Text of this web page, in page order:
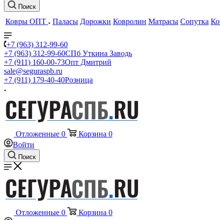
Поиск
Ковры ОПТ Паласы Дорожки Ковролин Матрасы Сопутка
+7 (963) 312-99-60
+7 (963) 312-99-60СПб Уткина Заводь
+7 (911) 160-00-73Опт Дмитрий
sale@seguraspb.ru
+7 (911) 179-40-40Розница
Отложенные 0 Корзина 0
Войти
Поиск
Отложенные 0 Корзина 0